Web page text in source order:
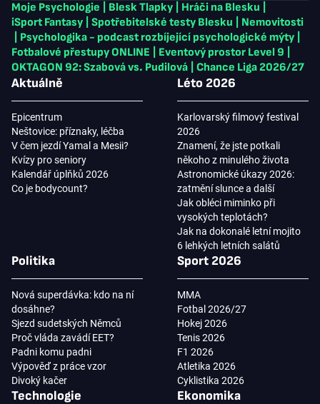
Moje Psychologie Blesk Tlapky Hráči na Blesku
iSport Fantasy
Spotřebitelské testy Blesku
Nemovitosti
Psychologika - podcast rozbíjející psychologické mýty
Fotbalové přestupy ONLINE
Eventový prostor Level 9
OKTAGON 92: Szabová vs. Pudilová
Chance Liga 2026/27
Aktuálně
Epicentrum
Neštovice: příznaky, léčba
V čem jezdí Yamal a Mesii?
Kvízy pro seniory
Kalendář úplňků 2026
Co je bodycount?
Léto 2026
Karlovarský filmový festival
2026
Znamení, že jste potkali
někoho z minulého života
Astronomické úkazy 2026:
zatmění slunce a další
Jak obléci miminko při
vysokých teplotách?
Jak na dokonalé letní mojito
6 lehkých letních salátů
Politika
Nová superdávka: kdo na ní
dosáhne?
Sjezd sudetských Němců
Proč vláda zavádí EET?
Padni komu padni
Výpověď z práce vzor
Divoký kačer
Sport 2026
MMA
Fotbal 2026/27
Hokej 2026
Tenis 2026
F1 2026
Atletika 2026
Cyklistika 2026
Technologie Ekonomika